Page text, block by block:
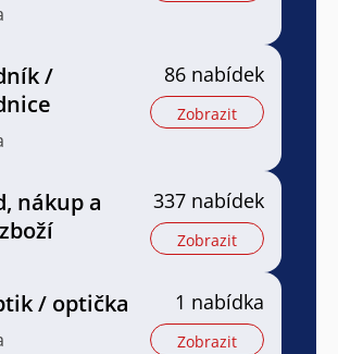
/
86 nabídek
Zobrazit
nákup a
337 nabídek
Zobrazit
/ optička 1 nabídka
Zobrazit